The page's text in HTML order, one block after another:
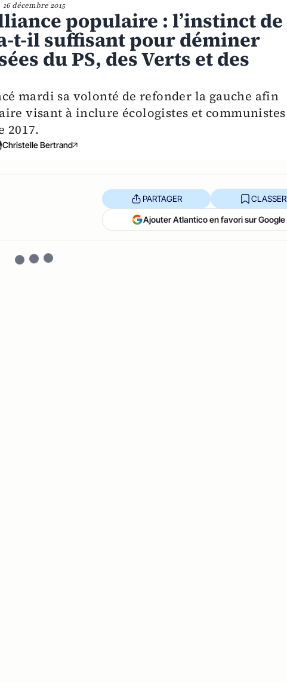
16 décembre 2015
populaire : l’instinct de
t-il suffisant pour déminer
du PS, des Verts et des
mardi sa volonté de refonder la gauche afin
visant à inclure écologistes et communistes
2017.
Christelle Bertrand
PARTAGER CLASSER
Ajouter Atlantico en favori sur Google